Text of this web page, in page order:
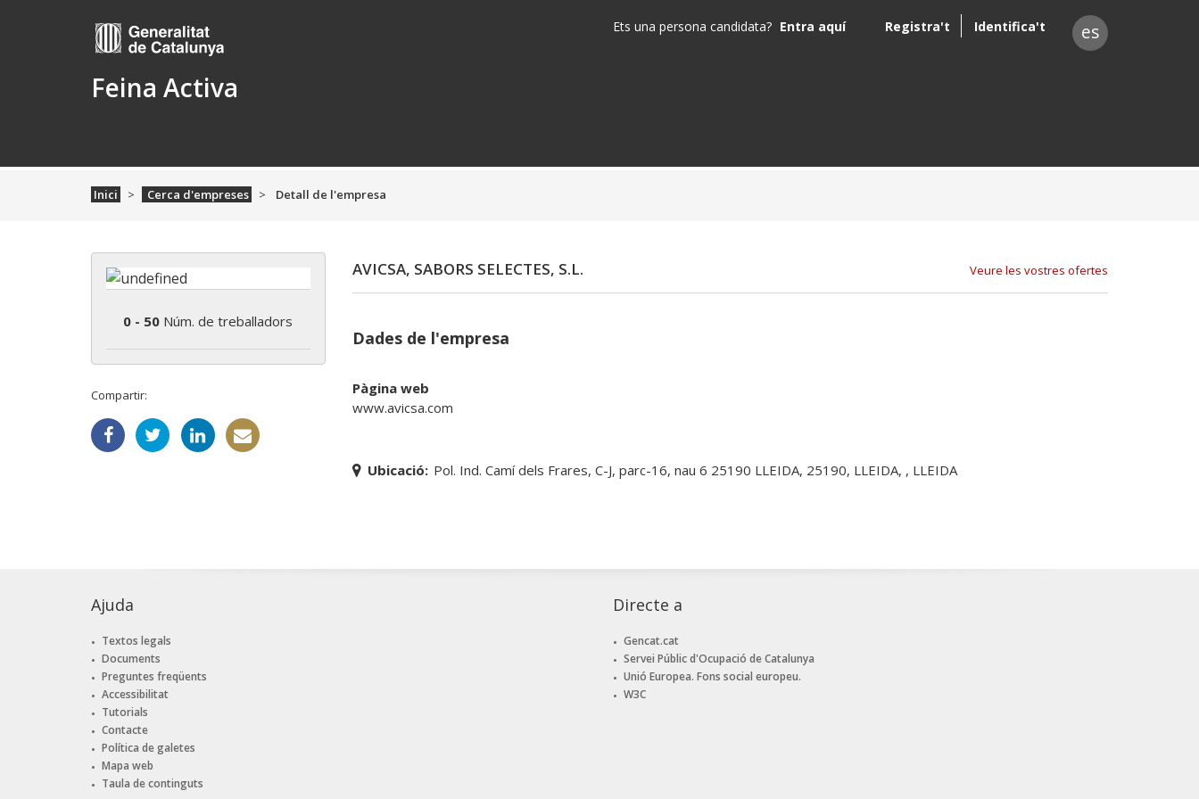
Feina Activa
Ets una persona candidata? Entra aquí Registra't Identifica't es
Inici Cerca d'empreses Detall de l'empresa
0 - 50 Núm. de treballadors
Compartir:
AVICSA, SABORS SELECTES, S.L. Veure les vostres ofertes
Dades de l'empresa
Pàgina web
www.avicsa.com
Ubicació: Pol. Ind. Camí dels Frares, C-J, parc-16, nau 6 25190 LLEIDA, 25190, LLEIDA, , LLEIDA
Ajuda
Textos legals
Documents
Preguntes freqüents
Accessibilitat
Tutorials
Contacte
Política de galetes
Mapa web
Taula de continguts
Directe a
Gencat.cat
Servei Públic d'Ocupació de Catalunya
Unió Europea. Fons social europeu.
W3C